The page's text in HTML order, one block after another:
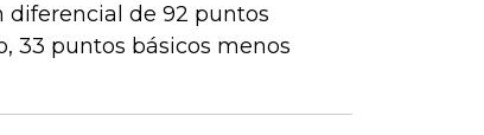
diferencial de 92 puntos
33 puntos básicos menos